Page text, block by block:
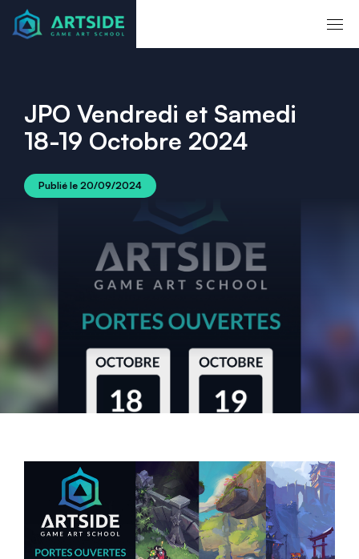
JPO Vendredi et Samedi
18-19 Octobre 2024
Publié le 20/09/2024